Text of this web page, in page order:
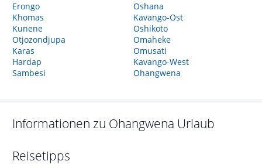
Erongo
Khomas
Kunene
Otjozondjupa
Karas
Hardap
Sambesi
Oshana
Kavango-Ost
Oshikoto
Omaheke
Omusati
Kavango-West
Ohangwena
Informationen zu Ohangwena Urlaub
Reisetipps